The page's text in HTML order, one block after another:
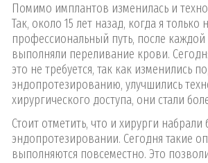
Помимо имплантов изменилась и
Так, около 15 лет назад, когда я только
профессиональный путь, после
выполняли переливание крови.
это не требуется, так как изменились
эндопротезированию, улучшились
хирургического доступа, они стали
Стоит отметить, что и хирурги
эндопротезировании. Сегодня такие
выполняются повсеместно. Это